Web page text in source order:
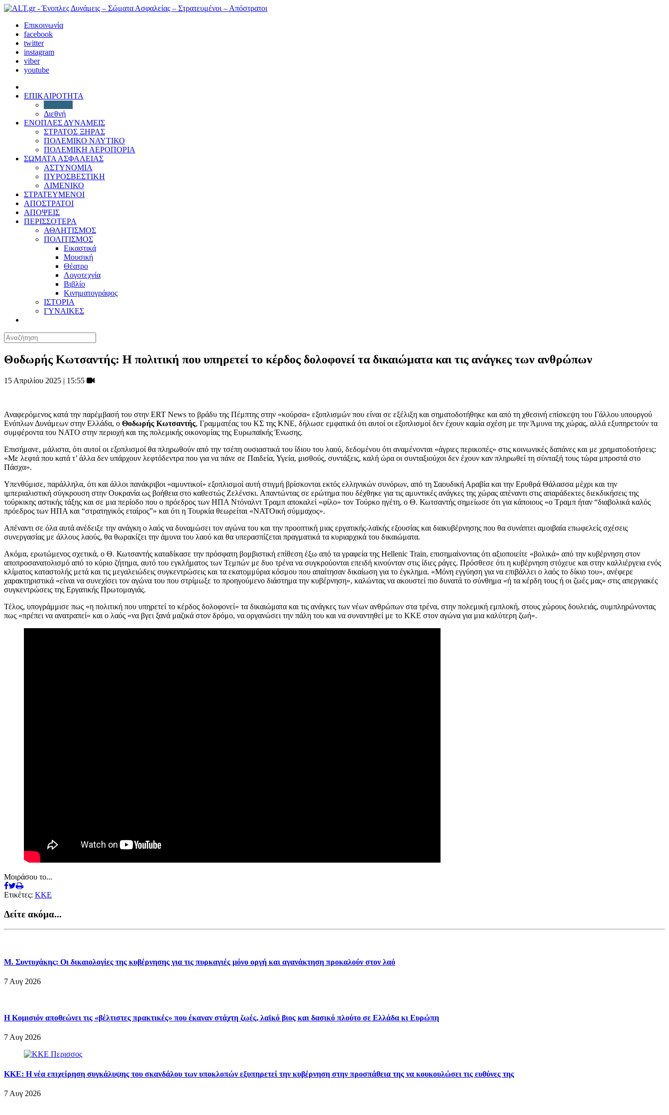
Επικοινωνία
facebook
twitter
instagram
viber
youtube
ΕΠΙΚΑΙΡΟΤΗΤΑ
Διεθνή
ΕΝΟΠΛΕΣ ΔΥΝΑΜΕΙΣ
ΣΤΡΑΤΟΣ ΞΗΡΑΣ
ΠΟΛΕΜΙΚΟ ΝΑΥΤΙΚΟ
ΠΟΛΕΜΙΚΗ ΑΕΡΟΠΟΡΙΑ
ΣΩΜΑΤΑ ΑΣΦΑΛΕΙΑΣ
ΑΣΤΥΝΟΜΙΑ
ΠΥΡΟΣΒΕΣΤΙΚΗ
ΛΙΜΕΝΙΚΟ
ΣΤΡΑΤΕΥΜΕΝΟΙ
ΑΠΟΣΤΡΑΤΟΙ
ΑΠΟΨΕΙΣ
ΠΕΡΙΣΣΟΤΕΡΑ
ΑΘΛΗΤΙΣΜΟΣ
ΠΟΛΙΤΙΣΜΟΣ
Εικαστικά
Μουσική
Θέατρο
Λογοτεχνία
Βιβλίο
Κινηματογράφος
ΙΣΤΟΡΙΑ
ΓΥΝΑΙΚΕΣ
Θοδωρής Κωτσαντής: Η πολιτική που υπηρετεί το κέρδος δολοφονεί τα δικαιώματα και τις ανάγκες των ανθρώπων
15 Απριλίου 2025 | 15:55
Αναφερόμενος κατά την παρέμβασή του στην ERT News το βράδυ της Πέμπτης στην «κούρσα» εξοπλισμών που είναι σε εξέλιξη και σηματοδοτήθηκε και από τη χθεσινή επίσκεψη του Γάλλου υπουργού
Ενόπλων Δυνάμεων στην Ελλάδα, ο Θοδωρής Κωτσαντής, Γραμματέας του ΚΣ της ΚΝΕ, δήλωσε εμφατικά ότι αυτοί οι εξοπλισμοί δεν έχουν καμία σχέση με την Άμυνα της χώρας, αλλά εξυπηρετούν τα
συμφέροντα του ΝΑΤΟ στην περιοχή και της πολεμικής οικονομίας της Ευρωπαϊκής Ένωσης.
Επισήμανε, μάλιστα, ότι αυτοί οι εξοπλισμοί θα πληρωθούν από την τσέπη ουσιαστικά του ίδιου του λαού, δεδομένου ότι αναμένονται «άγριες περικοπές» στις κοινωνικές δαπάνες και με χρηματοδοτήσεις:
«Με λεφτά που κατά τ’ άλλα δεν υπάρχουν λεφτόδεντρα που για να πάνε σε Παιδεία, Υγεία, μισθούς, συντάξεις, καλή ώρα οι συνταξιούχοι δεν έχουν καν πληρωθεί τη σύνταξή τους τώρα μπροστά στο
Πάσχα».
Υπενθύμισε, παράλληλα, ότι και άλλοι πανάκριβοι «αμυντικοί» εξοπλισμοί αυτή στιγμή βρίσκονται εκτός ελληνικών συνόρων, από τη Σαουδική Αραβία και την Ερυθρά Θάλασσα μέχρι και την
ιμπεριαλιστική σύγκρουση στην Ουκρανία ως βοήθεια στο καθεστώς Ζελένσκι. Απαντώντας σε ερώτημα που δέχθηκε για τις αμυντικές ανάγκες της χώρας απέναντι στις απαράδεκτες διεκδικήσεις της
τούρκικης αστικής τάξης και σε μια περίοδο που ο πρόεδρος των ΗΠΑ Ντόναλντ Τραμπ αποκαλεί «φίλο» τον Τούρκο ηγέτη, ο Θ. Κωτσαντής σημείωσε ότι για κάποιους «ο Τραμπ ήταν “διαβολικά καλός
πρόεδρος των ΗΠΑ και “στρατηγικός εταίρος”» και ότι η Τουρκία θεωρείται «ΝΑΤΟική σύμμαχος».
Απέναντι σε όλα αυτά ανέδειξε την ανάγκη ο λαός να δυναμώσει τον αγώνα του και την προοπτική μιας εργατικής-λαϊκής εξουσίας και διακυβέρνησης που θα συνάπτει αμοιβαία επωφελείς σχέσεις
συνεργασίας με άλλους λαούς, θα θωρακίζει την άμυνα του λαού και θα υπερασπίζεται πραγματικά τα κυριαρχικά του δικαιώματα.
Ακόμα, ερωτώμενος σχετικά, ο Θ. Κωτσαντής καταδίκασε την πρόσφατη βομβιστική επίθεση έξω από τα γραφεία της Hellenic Train, επισημαίνοντας ότι αξιοποιείτε «βολικά» από την κυβέρνηση στον
αποπροσανατολισμό από το κύριο ζήτημα, αυτό του εγκλήματος των Τεμπών με δυο τρένα να συγκρούονται επειδή κινούνταν στις ίδιες ράγες. Πρόσθεσε ότι η κυβέρνηση στόχευε και στην καλλιέργεια ενός
κλίματος καταστολής μετά και τις μεγαλειώδεις συγκεντρώσεις και τα εκατομμύρια κόσμου που απαίτησαν δικαίωση για το έγκλημα. «Μόνη εγγύηση για να επιβάλλει ο λαός το δίκιο του», ανέφερε
χαρακτηριστικά «είναι να συνεχίσει τον αγώνα του που στρίμωξε το προηγούμενο διάστημα την κυβέρνηση», καλώντας να ακουστεί πιο δυνατά το σύνθημα «ή τα κέρδη τους ή οι ζωές μας» στις απεργιακές
συγκεντρώσεις της Εργατικής Πρωτομαγιάς.
Τέλος, υπογράμμισε πως «η πολιτική που υπηρετεί το κέρδος δολοφονεί» τα δικαιώματα και τις ανάγκες των νέων ανθρώπων στα τρένα, στην πολεμική εμπλοκή, στους χώρους δουλειάς, συμπληρώνοντας
πως «πρέπει να ανατραπεί» και ο λαός «να βγει ξανά μαζικά στον δρόμο, να οργανώσει την πάλη του και να συναντηθεί με το ΚΚΕ στον αγώνα για μια καλύτερη ζωή».
Μοιράσου το...
Ετικέτες: ΚΚΕ
Δείτε ακόμα...
Μ. Συντυχάκης: Οι δικαιολογίες της κυβέρνησης για τις πυρκαγιές μόνο οργή και αγανάκτηση προκαλούν στον λαό
7 Αυγ 2026
Η Κομισιόν αποθεώνει τις «βέλτιστες πρακτικές» που έκαναν στάχτη ζωές, λαϊκό βιος και δασικό πλούτο σε Ελλάδα κι Ευρώπη
7 Αυγ 2026
ΚΚΕ: Η νέα επιχείρηση συγκάλυψης του σκανδάλου των υποκλοπών εξυπηρετεί την κυβέρνηση στην προσπάθεια της να κουκουλώσει τις ευθύνες της
7 Αυγ 2026